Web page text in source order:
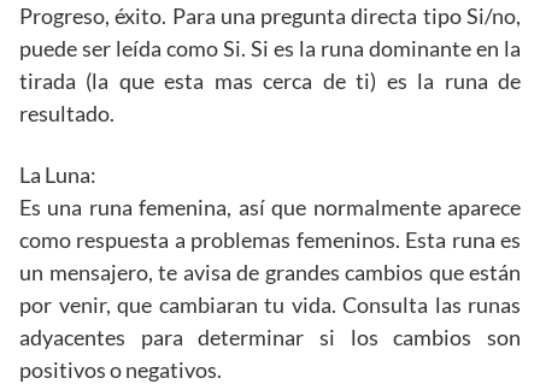
Progreso, éxito. Para una pregunta directa tipo Si/no,
puede ser leída como Si. Si es la runa dominante en la
tirada (la que esta mas cerca de ti) es la runa de
resultado.
La Luna:
Es una runa femenina, así que normalmente aparece
como respuesta a problemas femeninos. Esta runa es
un mensajero, te avisa de grandes cambios que están
por venir, que cambiaran tu vida. Consulta las runas
adyacentes para determinar si los cambios son
positivos o negativos.